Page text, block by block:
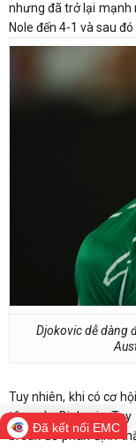
nhưng đã trở lại mạnh
Nole đến 4-1 và sau đó
Djokovic dễ dàng
Tuy nhiên, khi có cơ
tâm của Djokovic.
break để phân định
Đã kết nối EMC